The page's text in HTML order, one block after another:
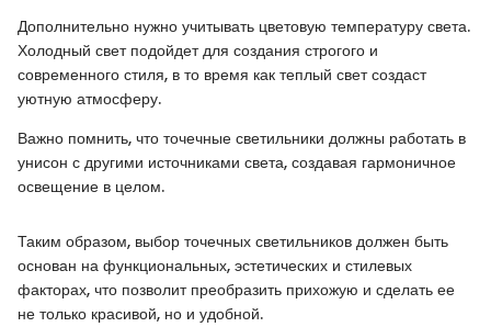
Дополнительно нужно учитывать цветовую температуру света.
Холодный свет подойдет для создания строгого и
современного стиля, в то время как теплый свет создаст
уютную атмосферу.
Важно помнить, что точечные светильники должны работать в
унисон с другими источниками света, создавая гармоничное
освещение в целом.
Таким образом, выбор точечных светильников должен быть
основан на функциональных, эстетических и стилевых
факторах, что позволит преобразить прихожую и сделать ее
не только красивой, но и удобной.